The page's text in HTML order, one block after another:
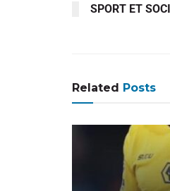
SPORT ET
Related Posts